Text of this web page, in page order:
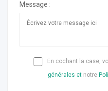
Message :
En cochant la case,
générales et notre